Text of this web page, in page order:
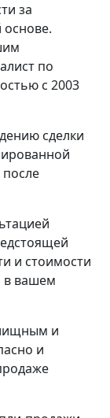
за
по
с 2003
сделки
и стоимости
в вашем
и
и